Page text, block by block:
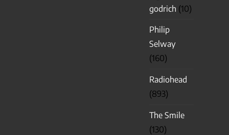
godrich (10)
Philip
Selway
(160)
Radiohead
(893)
The Smile
(130)